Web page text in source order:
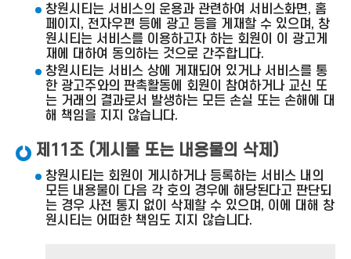
창원시티는 서비스의 운용과 관련하여 서비스화면, 홈
페이지, 전자우편 등에 광고 등을 게재할 수 있으며, 창
원시티는 서비스를 이용하고자 하는 회원이 이 광고게
재에 대하여 동의하는 것으로 간주합니다.
창원시티는 서비스 상에 게재되어 있거나 서비스를 통
한 광고주와의 판촉활동에 회원이 참여하거나 교신 또
는 거래의 결과로서 발생하는 모든 손실 또는 손해에 대
해 책임을 지지 않습니다.
제11조 (게시물 또는 내용물의 삭제)
창원시티는 회원이 게시하거나 등록하는 서비스 내의
모든 내용물이 다음 각 호의 경우에 해당된다고 판단되
는 경우 사전 통지 없이 삭제할 수 있으며, 이에 대해 창
원시티는 어떠한 책임도 지지 않습니다.